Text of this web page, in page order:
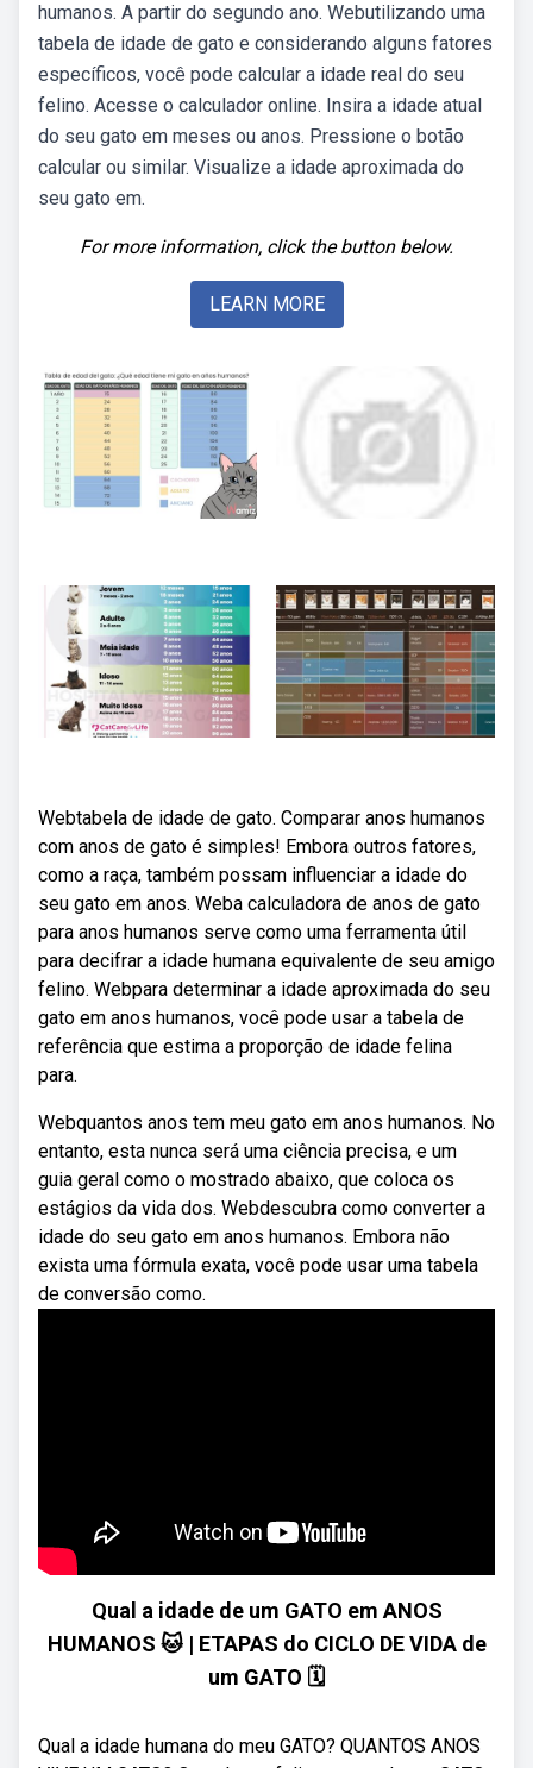
humanos. A partir do segundo ano. Webutilizando uma
tabela de idade de gato e considerando alguns fatores
específicos, você pode calcular a idade real do seu
felino. Acesse o calculador online. Insira a idade atual
do seu gato em meses ou anos. Pressione o botão
calcular ou similar. Visualize a idade aproximada do
seu gato em.
For more information, click the button below.
LEARN MORE
Webtabela de idade de gato. Comparar anos humanos
com anos de gato é simples! Embora outros fatores,
como a raça, também possam influenciar a idade do
seu gato em anos. Weba calculadora de anos de gato
para anos humanos serve como uma ferramenta útil
para decifrar a idade humana equivalente de seu amigo
felino. Webpara determinar a idade aproximada do seu
gato em anos humanos, você pode usar a tabela de
referência que estima a proporção de idade felina
para.
Webquantos anos tem meu gato em anos humanos. No
entanto, esta nunca será uma ciência precisa, e um
guia geral como o mostrado abaixo, que coloca os
estágios da vida dos. Webdescubra como converter a
idade do seu gato em anos humanos. Embora não
exista uma fórmula exata, você pode usar uma tabela
de conversão como.
Qual a idade de um GATO em ANOS
HUMANOS 🐱 | ETAPAS do CICLO DE VIDA de
um GATO 🗓️
Qual a idade humana do meu GATO? QUANTOS ANOS